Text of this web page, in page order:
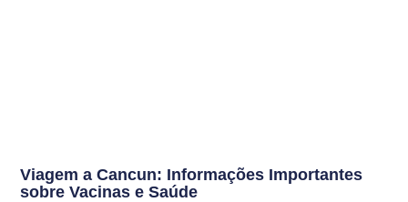
Viagem a Cancun: Informações Importantes
sobre Vacinas e Saúde